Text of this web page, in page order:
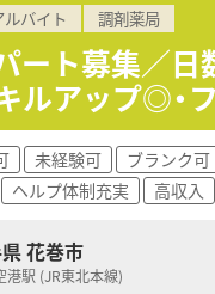
がポイント！ ～
卒～ベテランまで在
。薬剤師間の交流もあ
いるため、やりがいを
情報 ～
一生に関われる、トー
機関の外の生活に寄り
。社内の風通しも良く
安心して働きたい方は
ルバイト 調剤薬局
ート募集／
ルアップ◎・
未経験可 ブランク可
ヘルプ体制充実 高収入
花巻市
港駅 (JR東北本線)